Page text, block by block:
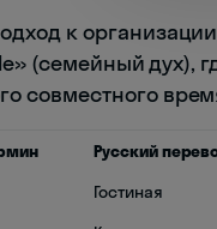
к
(семейный дух),
совместного
Русский
Гостиная